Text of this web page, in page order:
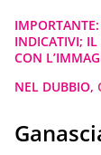
INDICATIVI; IL
CON
NEL DUBBIO,